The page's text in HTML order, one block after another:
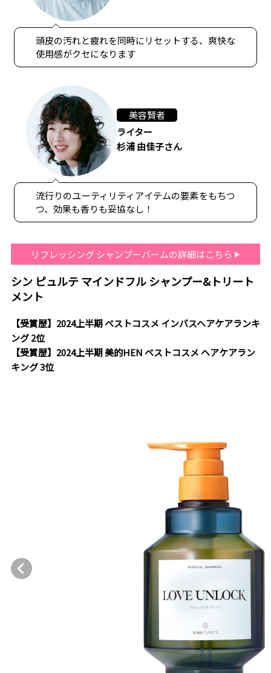
頭皮の汚れと疲れを同時にリセットする、爽快な
使用感がクセになります
美容賢者
ライター
杉浦 由佳子さん
流行りのユーティリティアイテムの要素をもちつ
つ、効果も香りも妥協なし！
リフレッシング シャンプーバームの詳細はこちら
シン ピュルテ マインドフル シャンプー&トリート
メント
【受賞歴】2024上半期 ベストコスメ インバスヘアケアランキ
ング 2位
【受賞歴】2024上半期 美的HEN ベストコスメ ヘアケアラン
キング 3位